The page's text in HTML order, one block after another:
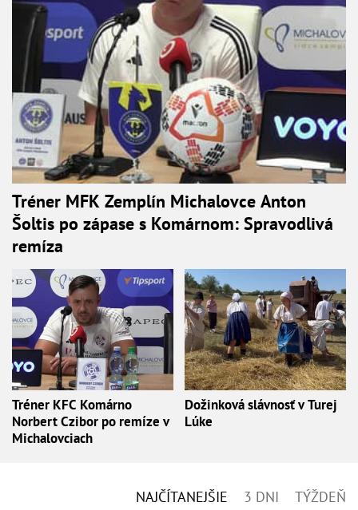
Tréner MFK Zemplín Michalovce Anton
Šoltis po zápase s Komárnom: Spravodlivá
remíza
Tréner KFC Komárno
Norbert Czibor po remíze v
Michalovciach
Dožinková slávnosť v Turej
Lúke
NAJČÍTANEJŠIE 3 DNI TÝŽDEŇ